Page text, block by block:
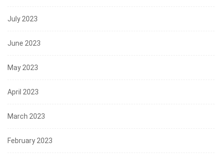
July 2023
June 2023
May 2023
April 2023
March 2023
February 2023